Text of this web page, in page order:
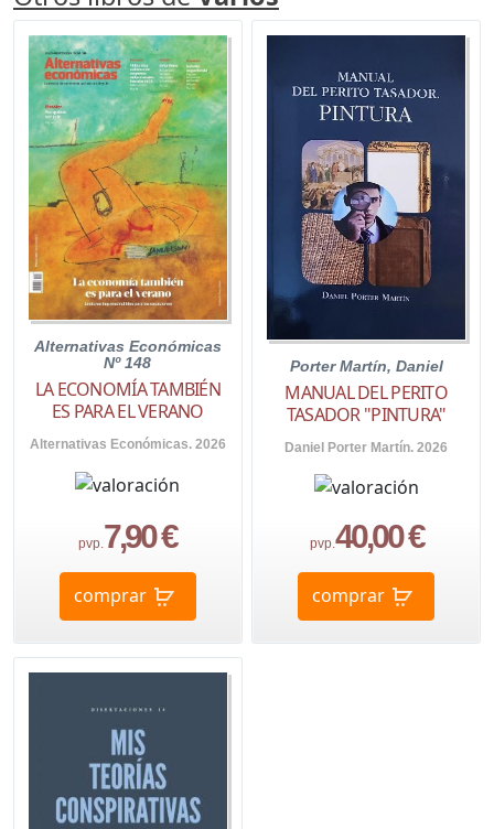
Alternativas Económicas
Nº 148
LA ECONOMÍA TAMBIÉN
ES PARA EL VERANO
Alternativas Económicas. 2026
pvp.7,90 €
comprar
Porter Martín, Daniel
MANUAL DEL PERITO
TASADOR "PINTURA"
Daniel Porter Martín. 2026
pvp.40,00 €
comprar